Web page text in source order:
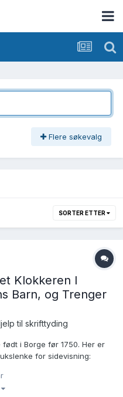
Flere søkevalg
SORTER ETTER
Klokkeren I
Barn, og Trenger
til skrifttyding
i Borge før 1750. Her er
for sidevisning:
side, og jeg mener det står